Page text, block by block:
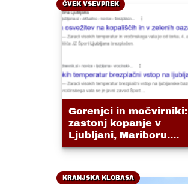
ČVEK VSEVPREK
Gorenjci in močvirniki:
zastonj kopanje v
Ljubljani, Mariboru....
KRANJSKA KLOBASA